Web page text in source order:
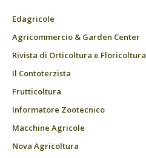
Edagricole
Agricommercio & Garden Center
Rivista di Orticoltura e Floricoltura
Il Contoterzista
Frutticoltura
Informatore Zootecnico
Macchine Agricole
Nova Agricoltura